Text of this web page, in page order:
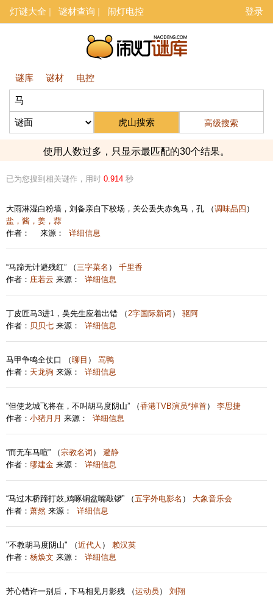
灯谜大全 谜材查询 闹灯电控 登录
谜库 谜材 电控
高级搜索
使用人数过多，只显示最匹配的30个结果。
已为您搜到相关谜作，用时 0.914 秒
大雨淋湿白粉墙，刘备亲自下校场，关公丢失赤兔马，孔 （调味品四 ）
盐，酱，姜，蒜
作者：
来源： 详细信息
“马蹄无计避残红” （三字菜名 ） 千里香
作者： 庄若云 来源： 详细信息
丁皮匠马3进1，吴先生应着出错 （2字国际新词 ） 驱阿
作者： 贝贝七 来源： 详细信息
马甲争鸣全仗口 （聊目 ） 骂鸭
作者： 天龙驹 来源： 详细信息
“但使龙城飞将在，不叫胡马度阴山” （香港TVB演员*掉首） 李思捷
作者： 小猪月月 来源： 详细信息
“而无车马喧” （宗教名词 ） 避静
作者： 缪建金 来源： 详细信息
“马过木桥蹄打鼓,鸡啄铜盆嘴敲锣” （五字外电影名 ） 大象音乐会
作者： 萧然 来源： 详细信息
"不教胡马度阴山" （近代人 ） 赖汉英
作者： 杨焕文 来源： 详细信息
芳心错许一别后，下马相见月影残 （运动员 ） 刘翔